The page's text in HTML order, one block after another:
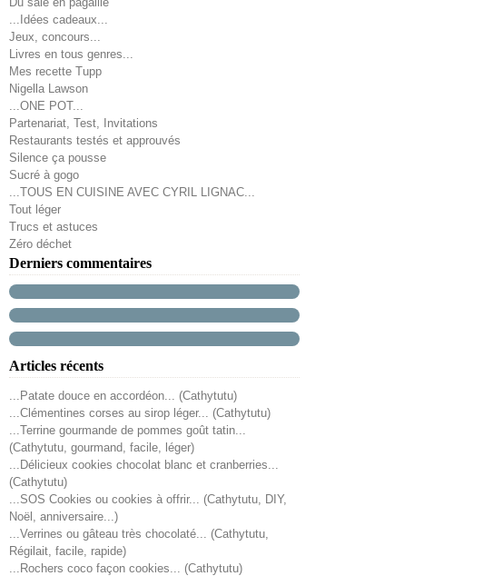
...Idées cadeaux...
Jeux, concours...
Livres en tous genres...
Mes recette Tupp
Nigella Lawson
...ONE POT...
Partenariat, Test, Invitations
Restaurants testés et approuvés
Silence ça pousse
Sucré à gogo
...TOUS EN CUISINE AVEC CYRIL LIGNAC...
Tout léger
Trucs et astuces
Zéro déchet
Derniers commentaires
Articles récents
...Patate douce en accordéon... (Cathytutu)
...Clémentines corses au sirop léger... (Cathytutu)
...Terrine gourmande de pommes goût tatin...
(Cathytutu, gourmand, facile, léger)
...Délicieux cookies chocolat blanc et cranberries...
(Cathytutu)
...SOS Cookies ou cookies à offrir... (Cathytutu, DIY,
Noël, anniversaire...)
...Verrines ou gâteau très chocolaté... (Cathytutu,
Régilait, facile, rapide)
...Rochers coco façon cookies... (Cathytutu)